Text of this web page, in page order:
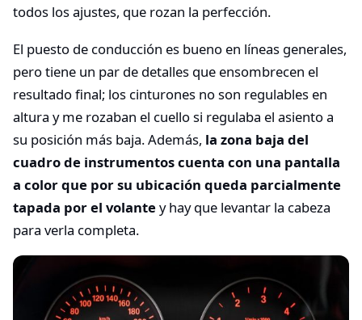
todos los ajustes, que rozan la perfección.
El puesto de conducción es bueno en líneas generales,
pero tiene un par de detalles que ensombrecen el
resultado final; los cinturones no son regulables en
altura y me rozaban el cuello si regulaba el asiento a
su posición más baja. Además, la zona baja del
cuadro de instrumentos cuenta con una pantalla
a color que por su ubicación queda parcialmente
tapada por el volantey hay que levantar la cabeza
para verla completa.